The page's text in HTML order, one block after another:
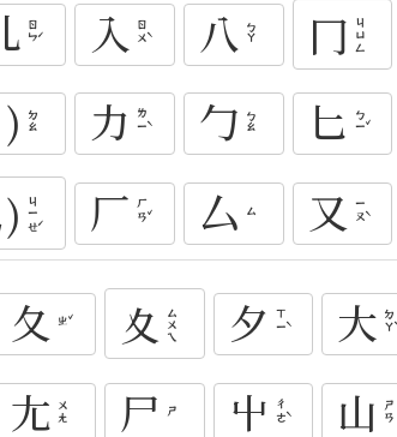
ㄖㄣˊ 入 ㄖㄨˋ 八 ㄅㄚ 冂 ㄐㄩㄥ
ㄉㄠ 力 ㄌㄧˋ 勹 ㄅㄠ 匕 ㄅㄧˇ
ㄐㄧㄝˊ 厂 ㄏㄢˇ 厶 ㄙ 又 ㄧㄡˋ
夂 ㄓˇ 夊 ㄙㄨㄟ 夕 ㄒㄧˋ 大 ㄉㄚˋ
尢 ㄨㄤ 尸 ㄕ 屮 ㄔㄜˋ 山 ㄕㄢ